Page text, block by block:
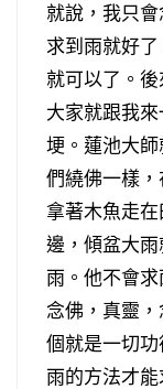
就說，我只
求到雨就好
就可以了。
大家就跟我
埂。蓮池大
們繞佛一樣，
拿著木魚走
邊，傾盆大
雨。他不會
念佛，真靈
個就是一切
雨的方法才